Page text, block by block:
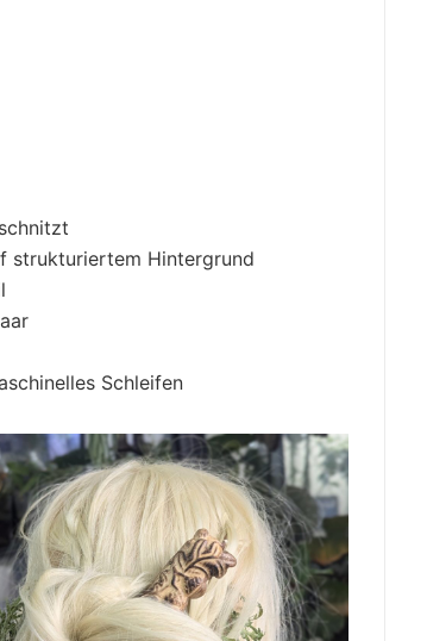
strukturiertem Hintergrund
Schleifen